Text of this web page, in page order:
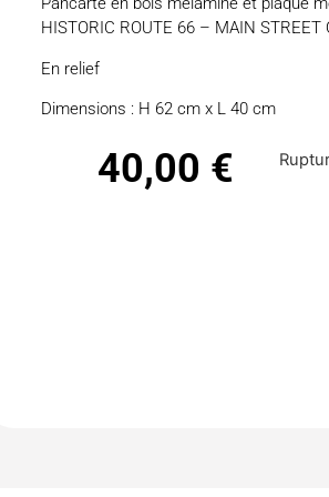
HISTORIC ROUTE 66 – MAIN STREET
En relief
Dimensions : H 62 cm x L 40 cm
40,00 €